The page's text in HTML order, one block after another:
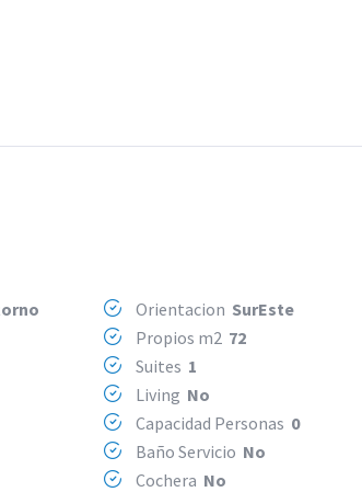
Orientacion SurEste
Propios m2 72
Suites 1
Living No
Capacidad Personas 0
Baño Servicio No
Cochera No